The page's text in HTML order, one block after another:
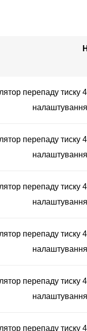
перепаду тиску
перепаду тиску
перепаду тиску
перепаду тиску
перепаду тиску
перепаду тиску